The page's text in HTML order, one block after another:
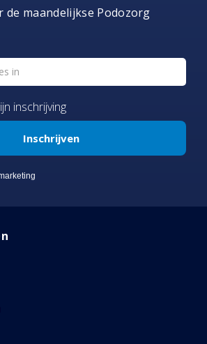
de maandelijkse Podozorg